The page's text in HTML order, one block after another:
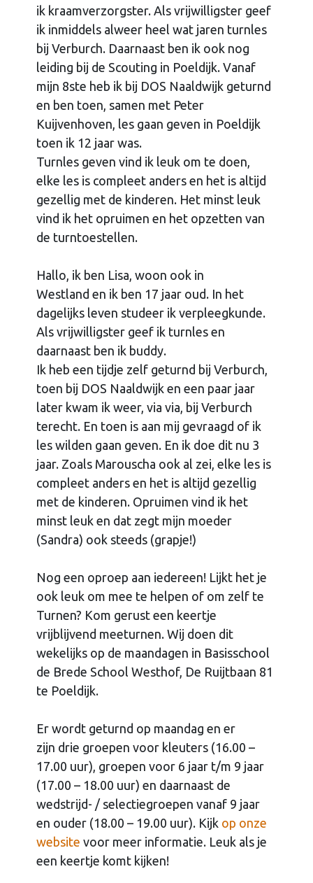
ik kraamverzorgster. Als vrijwilligster geef
ik inmiddels alweer heel wat jaren turnles
bij Verburch. Daarnaast ben ik ook nog
leiding bij de Scouting in Poeldijk. Vanaf
mijn 8ste heb ik bij DOS Naaldwijk geturnd
en ben toen, samen met Peter
Kuijvenhoven, les gaan geven in Poeldijk
toen ik 12 jaar was.
Turnles geven vind ik leuk om te doen,
elke les is compleet anders en het is altijd
gezellig met de kinderen. Het minst leuk
vind ik het opruimen en het opzetten van
de turntoestellen.
Hallo, ik ben Lisa, woon ook in
Westland en ik ben 17 jaar oud. In het
dagelijks leven studeer ik verpleegkunde.
Als vrijwilligster geef ik turnles en
daarnaast ben ik buddy.
Ik heb een tijdje zelf geturnd bij Verburch,
toen bij DOS Naaldwijk en een paar jaar
later kwam ik weer, via via, bij Verburch
terecht. En toen is aan mij gevraagd of ik
les wilden gaan geven. En ik doe dit nu 3
jaar. Zoals Marouscha ook al zei, elke les is
compleet anders en het is altijd gezellig
met de kinderen. Opruimen vind ik het
minst leuk en dat zegt mijn moeder
(Sandra) ook steeds (grapje!)
Nog een oproep aan iedereen! Lijkt het je
ook leuk om mee te helpen of om zelf te
Turnen? Kom gerust een keertje
vrijblijvend meeturnen. Wij doen dit
wekelijks op de maandagen in Basisschool
de Brede School Westhof, De Ruijtbaan 81
te Poeldijk.
Er wordt geturnd op maandag en er
zijn drie groepen voor kleuters (16.00 –
17.00 uur), groepen voor 6 jaar t/m 9 jaar
(17.00 – 18.00 uur) en daarnaast de
wedstrijd- / selectiegroepen vanaf 9 jaar
en ouder (18.00 – 19.00 uur). Kijk op onze
website voor meer informatie. Leuk als je
een keertje komt kijken!